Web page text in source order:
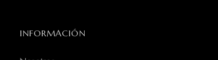
INFORMACIÓN